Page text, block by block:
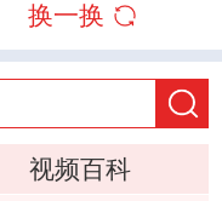
换一换
视频百科